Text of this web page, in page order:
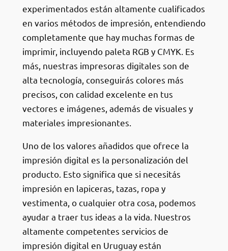
experimentados están altamente cualificados
en varios métodos de impresión, entendiendo
completamente que hay muchas formas de
imprimir, incluyendo paleta RGB y CMYK. Es
más, nuestras impresoras digitales son de
alta tecnología, conseguirás colores más
precisos, con calidad excelente en tus
vectores e imágenes, además de visuales y
materiales impresionantes.
Uno de los valores añadidos que ofrece la
impresión digital es la personalización del
producto. Esto significa que si necesitás
impresión en lapiceras, tazas, ropa y
vestimenta, o cualquier otra cosa, podemos
ayudar a traer tus ideas a la vida. Nuestros
altamente competentes servicios de
impresión digital en Uruguay están